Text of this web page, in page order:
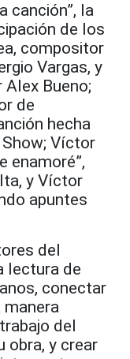
canción”, la
de los
compositor
Vargas, y
Alex Bueno;
de
hecha
Víctor
enamoré”,
y Víctor
apuntes
del
lectura de
conectar
del
obra, y crear